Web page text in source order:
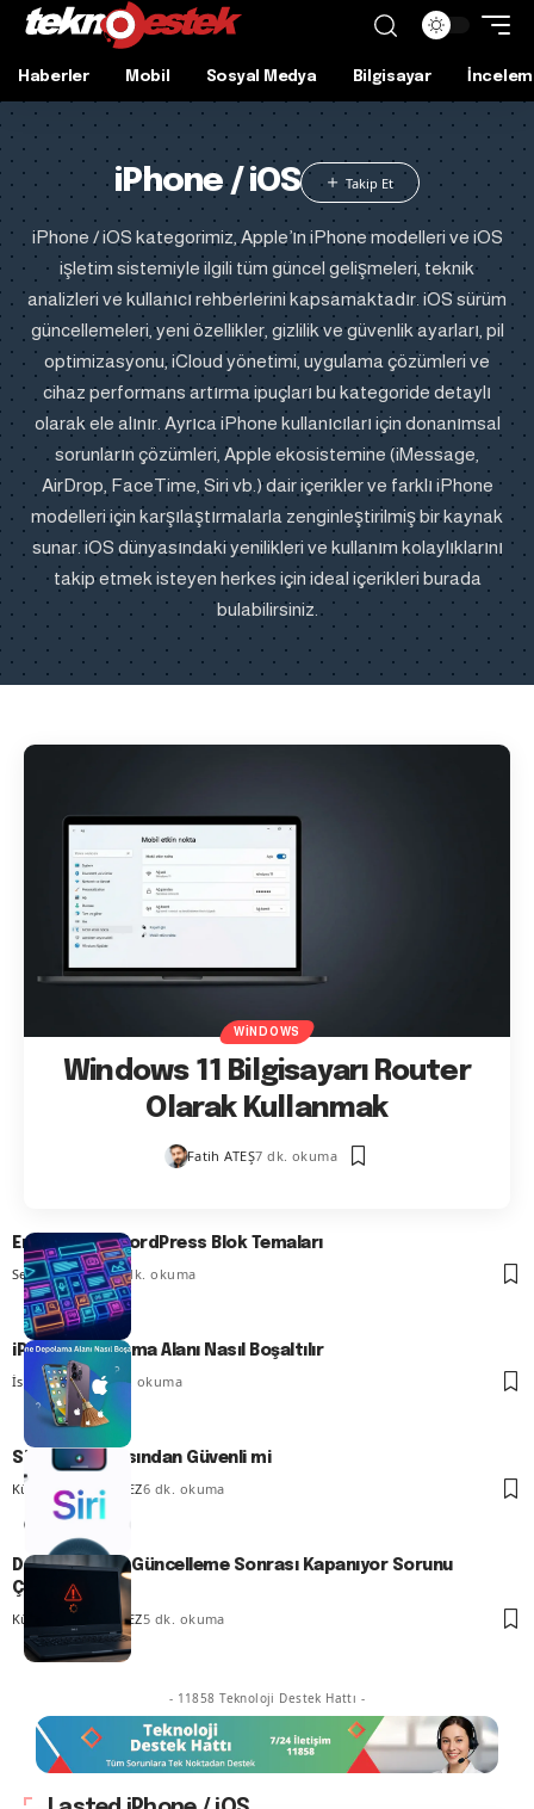
Haberler Mobil Sosyal Medya Bilgisayar
iPhone / iOS
iPhone / iOS kategorimiz, Apple’ın iPhone modelleri ve iOS
işletim sistemiyle ilgili tüm güncel gelişmeleri, teknik
analizleri ve kullanıcı rehberlerini kapsamaktadır. iOS sürüm
güncellemeleri, yeni özellikler, gizlilik ve güvenlik ayarları, pil
optimizasyonu, iCloud yönetimi, uygulama çözümleri ve
cihaz performans artırma ipuçları bu kategoride detaylı
olarak ele alınır. Ayrıca iPhone kullanıcıları için donanımsal
sorunların çözümleri, Apple ekosistemine (iMessage,
AirDrop, FaceTime, Siri vb.) dair içerikler ve farklı iPhone
modelleri için karşılaştırmalarla zenginleştirilmiş bir kaynak
sunar. iOS dünyasındaki yenilikleri ve kullanım kolaylıklarını
takip etmek isteyen herkes için ideal içerikleri burada
bulabilirsiniz.
WINDOWS
Windows 11 Bilgisayarı Router
Olarak Kullanmak
Fatih ATEŞ7 dk. okuma
En İyi 13 FSE WordPress Blok Temaları
Serdar TATLISU8 dk. okuma
iPhone Depolama Alanı Nasıl Boşaltılır
İsmail YILDIZ6 dk. okuma
Siri Gizlilik Açısından Güvenli mi
Kübra GÜLDÖKMEZ6 dk. okuma
Dell Bilgisayar Güncelleme Sonrası Kapanıyor Sorunu
Çözümü
Kübra GÜLDÖKMEZ5 dk. okuma
- 11858 Teknoloji Destek Hattı -